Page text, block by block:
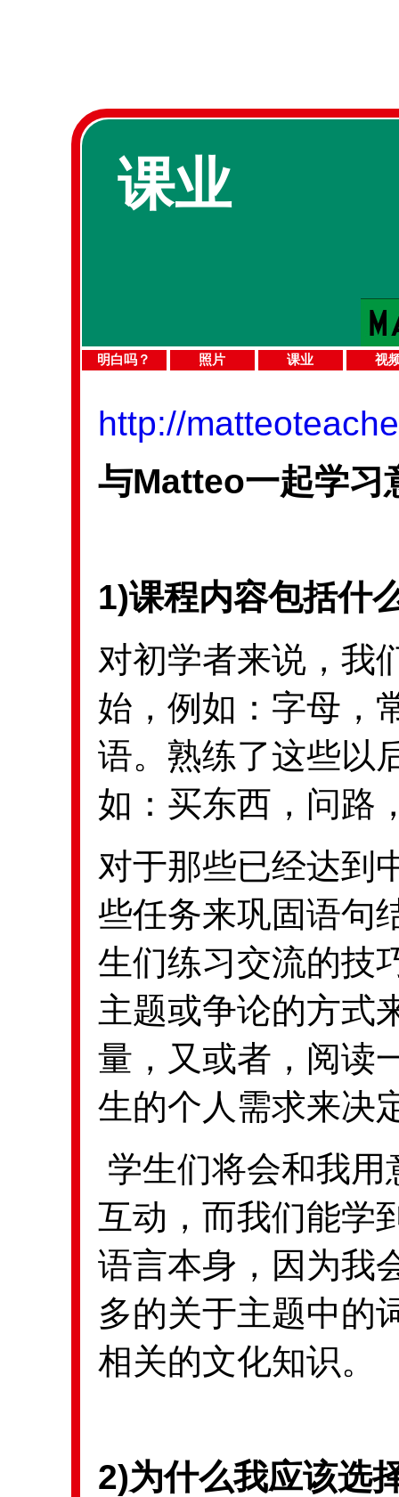
课业
明白吗？ 照片 课业 视
http://
与Matteo一起学习
1)课程内容包括什
对初学者来说，我
始，例如：字母，
语。熟练了这些以
如：买东西，问路
对于那些已经达到
些任务来巩固语句
生们练习交流的技
主题或争论的方式
量，又或者，阅读
生的个人需求来决
学生们将会和我
互动，而我们能学
语言本身，因为我
多的关于主题中的
相关的文化知识。
2)为什么我应该选